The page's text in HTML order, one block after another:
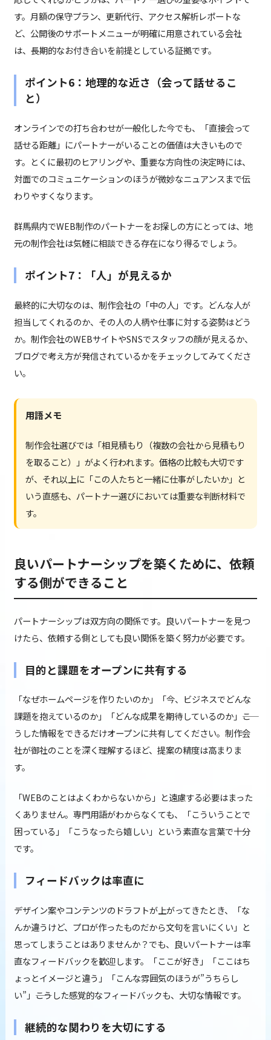
す。月額の保守プラン、更新代行、アクセス解析レポートな
ど、公開後のサポートメニューが明確に用意されている会社
は、長期的なお付き合いを前提としている証拠です。
ポイント6：地理的な近さ（会って話せるこ
と）
オンラインでの打ち合わせが一般化した今でも、「直接会って
話せる距離」にパートナーがいることの価値は大きいもので
す。とくに最初のヒアリングや、重要な方向性の決定時には、
対面でのコミュニケーションのほうが微妙なニュアンスまで伝
わりやすくなります。
群馬県内でWEB制作のパートナーをお探しの方にとっては、地
元の制作会社は気軽に相談できる存在になり得るでしょう。
ポイント7：「人」が見えるか
最終的に大切なのは、制作会社の「中の人」です。どんな人が
担当してくれるのか、その人の人柄や仕事に対する姿勢はどう
か。制作会社のWEBサイトやSNSでスタッフの顔が見えるか、
ブログで考え方が発信されているかをチェックしてみてくださ
い。
用語メモ
制作会社選びでは「相見積もり（複数の会社から見積もり
を取ること）」がよく行われます。価格の比較も大切です
が、それ以上に「この人たちと一緒に仕事がしたいか」と
いう直感も、パートナー選びにおいては重要な判断材料で
す。
良いパートナーシップを築くために、依頼
する側ができること
パートナーシップは双方向の関係です。良いパートナーを見つ
けたら、依頼する側としても良い関係を築く努力が必要です。
目的と課題をオープンに共有する
「なぜホームページを作りたいのか」「今、ビジネスでどんな
課題を抱えているのか」「どんな成果を期待しているのか」――こ
うした情報をできるだけオープンに共有してください。制作会
社が御社のことを深く理解するほど、提案の精度は高まりま
す。
「WEBのことはよくわからないから」と遠慮する必要はまった
くありません。専門用語がわからなくても、「こういうことで
困っている」「こうなったら嬉しい」という素直な言葉で十分
です。
フィードバックは率直に
デザイン案やコンテンツのドラフトが上がってきたとき、「な
んか違うけど、プロが作ったものだから文句を言いにくい」と
思ってしまうことはありませんか？でも、良いパートナーは率
直なフィードバックを歓迎します。「ここが好き」「ここはち
ょっとイメージと違う」「こんな雰囲気のほうが”うちらし
い”」――こうした感覚的なフィードバックも、大切な情報です。
継続的な関わりを大切にする